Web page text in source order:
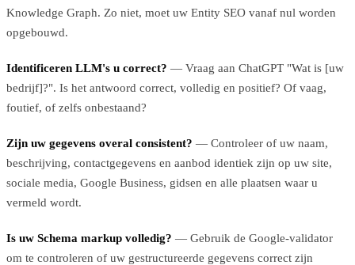
Knowledge Graph. Zo niet, moet uw Entity SEO vanaf nul worden
opgebouwd.
Identificeren LLM's u correct? — Vraag aan ChatGPT "Wat is [uw
bedrijf]?". Is het antwoord correct, volledig en positief? Of vaag,
foutief, of zelfs onbestaand?
Zijn uw gegevens overal consistent? — Controleer of uw naam,
beschrijving, contactgegevens en aanbod identiek zijn op uw site,
sociale media, Google Business, gidsen en alle plaatsen waar u
vermeld wordt.
Is uw Schema markup volledig? — Gebruik de Google-validator
om te controleren of uw gestructureerde gegevens correct zijn